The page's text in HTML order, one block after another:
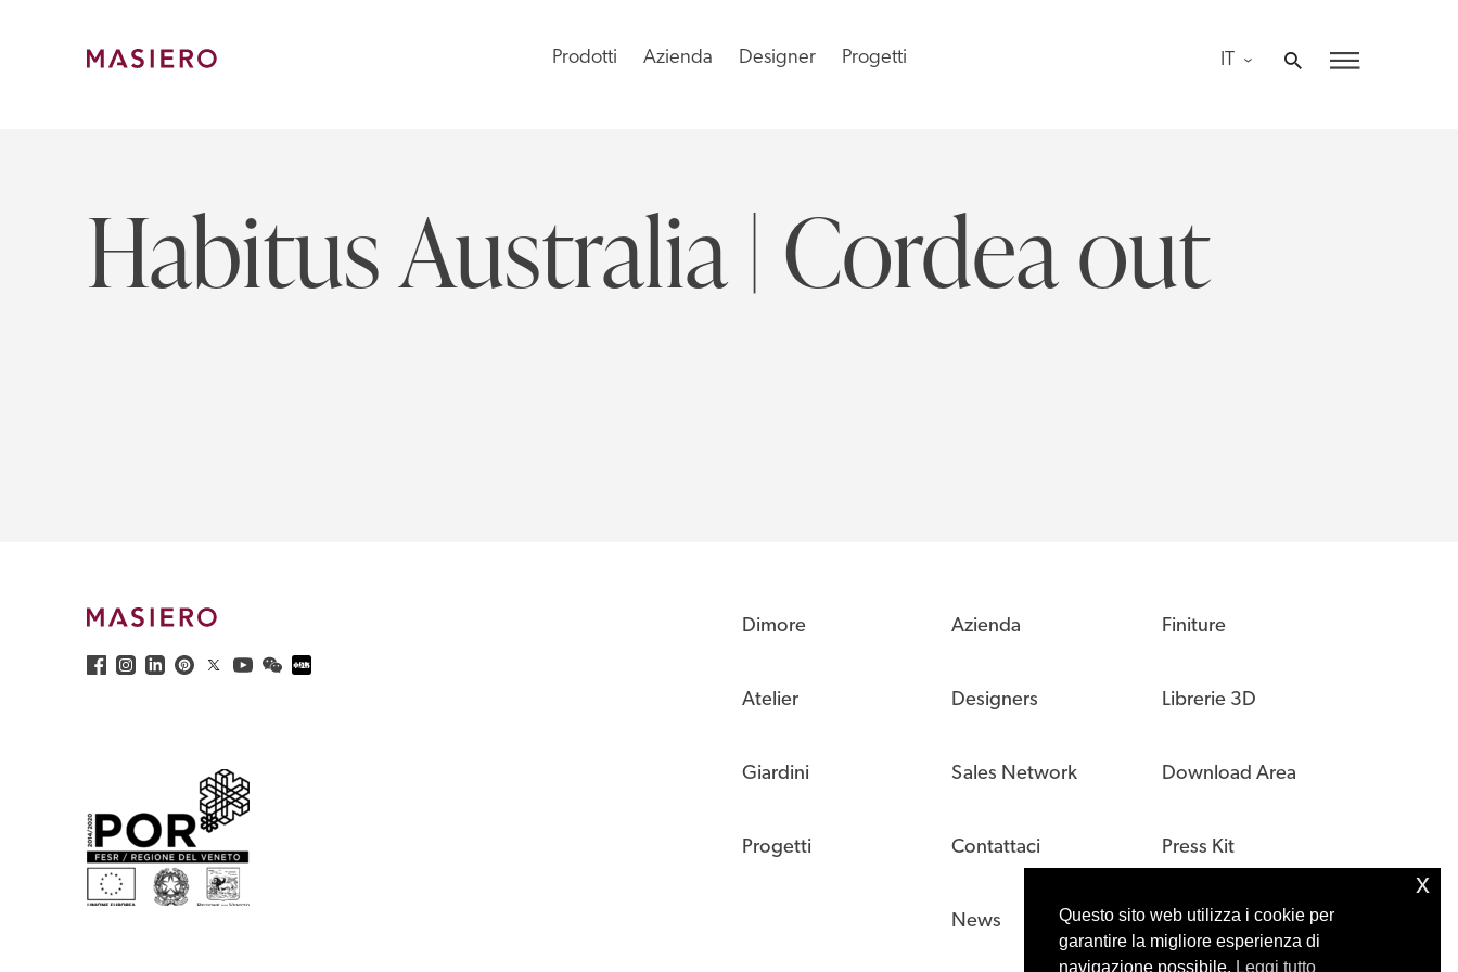
Questo sito web utilizza i cookie per
garantire la migliore esperienza di
navigazione possibile. Leggi tutto
x
Prodotti Azienda Designer Progetti IT
Habitus Australia | Cordea out
Dimore
Atelier
Giardini
Progetti
Azienda
Designers
Sales Network
Contattaci
News
Finiture
Librerie 3D
Download Area
Press Kit